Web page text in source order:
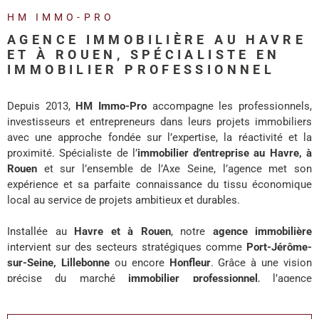
BLOG
HM IMMO-PRO
AGENCE IMMOBILIÈRE AU HAVRE
ET À ROUEN, SPÉCIALISTE EN
IMMOBILIER PROFESSIONNEL
Depuis 2013, HM Immo-Pro accompagne les professionnels,
investisseurs et entrepreneurs dans leurs projets immobiliers
avec une approche fondée sur l’expertise, la réactivité et la
proximité. Spécialiste de l’immobilier d’entreprise au Havre, à
Rouen et sur l’ensemble de l’Axe Seine, l’agence met son
expérience et sa parfaite connaissance du tissu économique
local au service de projets ambitieux et durables.
Installée au Havre et à Rouen, notre agence immobilière
intervient sur des secteurs stratégiques comme Port-Jérôme-
sur-Seine, Lillebonneou encore Honfleur. Grâce à une vision
précise du marché immobilier professionnel , l’agence